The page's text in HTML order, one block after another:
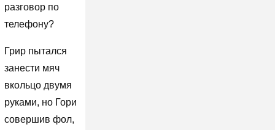
разговор по
телефону?
Грир пытался
занести мяч
вкольцо двумя
руками, но Гори
совершив фол,